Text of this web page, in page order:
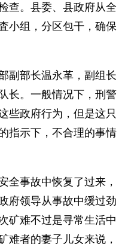
查。县委、县政府从全
小组，分区包干，确保
副部长温永革，副组长
长。一般情况下，刑警
些政府行为，但是这只
指示下，不合理的事情
全事故中恢复了过来，
府领导从事故中缓过劲
矿难不过是寻常生活中
难者的妻子儿女来说，